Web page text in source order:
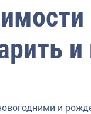
и